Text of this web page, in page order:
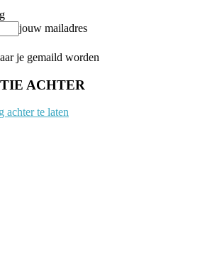
jouw mailadres
je gemaild worden
ACHTER
achter te laten